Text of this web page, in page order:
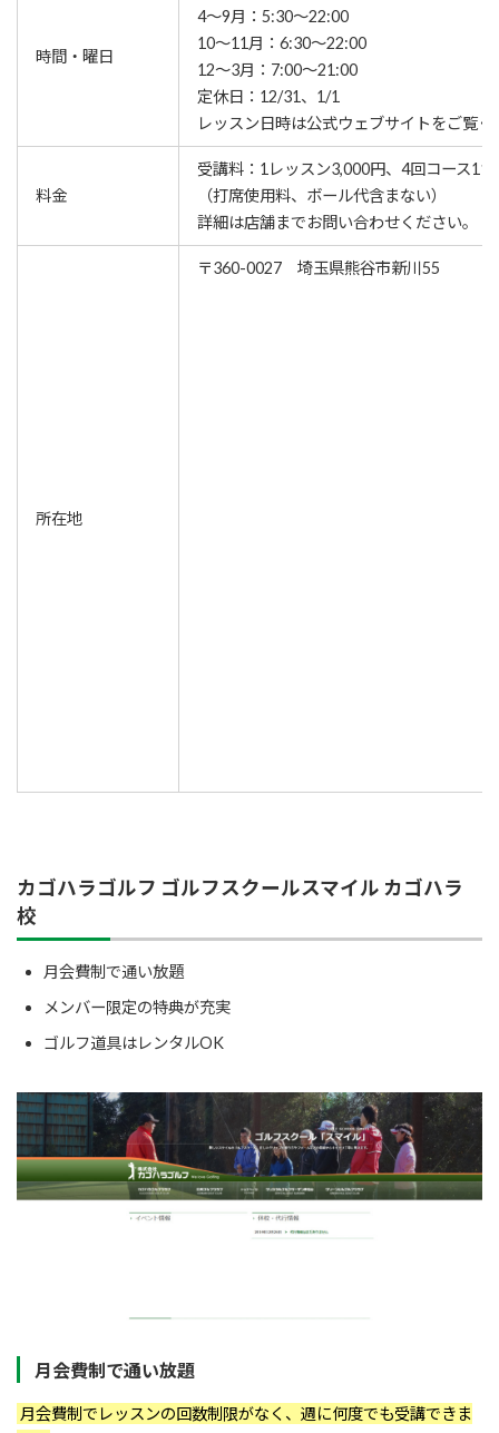
時間・曜日
4～9月：5:30～22:00
10～11月：6:30～22:00
12～3月：7:00～21:00
定休日：12/31、1/1
レッスン⽇時は公式ウェブサイトをご覧く
料金
受講料：1レッスン3,000円、4回コース
（打席使用料、ボール代含まない）
詳細は店舗までお問い合わせください。
所在地
〒360-0027 埼玉県熊谷市新川55
カゴハラゴルフ ゴルフスクールスマイル カゴハラ
校
月会費制で通い放題
メンバー限定の特典が充実
ゴルフ道具はレンタルOK
月会費制で通い放題
月会費制でレッスンの回数制限がなく、週に何度でも受講できま